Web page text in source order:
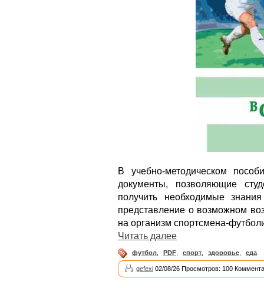
В учебно-методическом
документы, позволяющие
получить необходимые
представление о возможном
на организм спортсмена-
Читать далее
футбол PDF спорт здоровье еда
gefexi 02/08/26 Просмотров: 100